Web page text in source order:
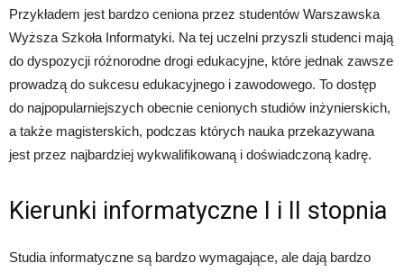
Przykładem jest bardzo ceniona przez studentów Warszawska
Wyższa Szkoła Informatyki. Na tej uczelni przyszli studenci mają
do dyspozycji różnorodne drogi edukacyjne, które jednak zawsze
prowadzą do sukcesu edukacyjnego i zawodowego. To dostęp
do najpopularniejszych obecnie cenionych studiów inżynierskich,
a także magisterskich, podczas których nauka przekazywana
jest przez najbardziej wykwalifikowaną i doświadczoną kadrę.
Kierunki informatyczne I i II stopnia
Studia informatyczne są bardzo wymagające, ale dają bardzo